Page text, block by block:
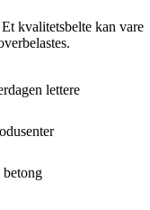
kvalitetsbelte kan vare
lettere